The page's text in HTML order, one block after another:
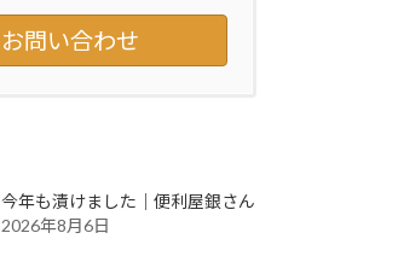
お問い合わせ
今年も漬けました｜便利屋銀さん
2026年8月6日